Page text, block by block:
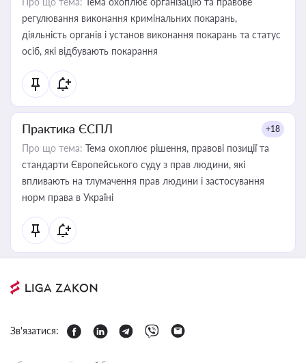
регулювання виконання кримінальних покарань,
діяльність органів і установ виконання покарань та статус
осіб, які відбувають покарання
Практика ЄСПЛ +18
Про що тема: Тема охоплює рішення, правові позиції та
стандарти Європейського суду з прав людини, які
впливають на тлумачення прав людини і застосування
норм права в Україні
Зв'язатися: